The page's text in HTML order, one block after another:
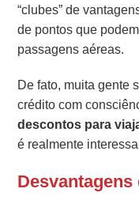
“clubes” de
de pontos que
passagens aéreas.
De fato, muita gente
crédito com
descontos para
é realmente